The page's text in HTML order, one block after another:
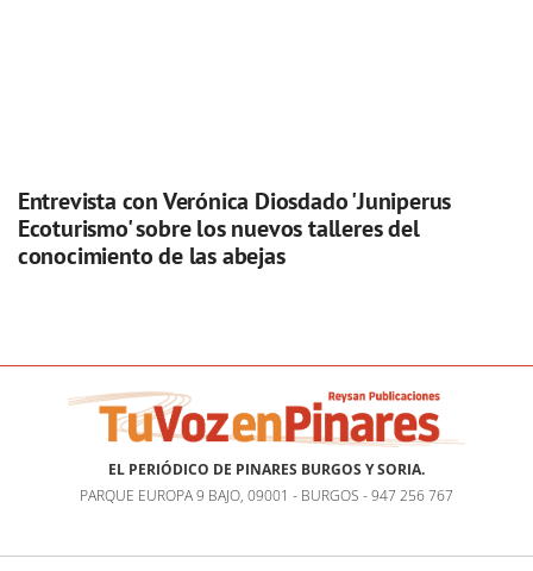
Entrevista con Verónica Diosdado 'Juniperus
Ecoturismo' sobre los nuevos talleres del
conocimiento de las abejas
EL PERIÓDICO DE PINARES BURGOS Y SORIA.
PARQUE EUROPA 9 BAJO, 09001 - BURGOS - 947 256 767